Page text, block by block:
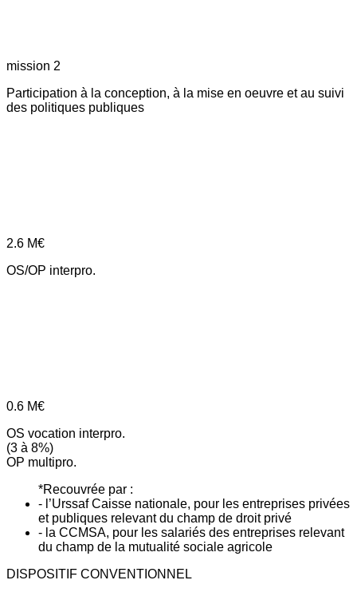
mission 2
Participation à la conception, à la mise en oeuvre et au suivi
des politiques publiques
2.6 M€
OS/OP interpro.
0.6 M€
OS vocation interpro.
(3 à 8%)
OP multipro.
*Recouvrée par :
- l’Urssaf Caisse nationale, pour les entreprises privées
et publiques relevant du champ de droit privé
- la CCMSA, pour les salariés des entreprises relevant
du champ de la mutualité sociale agricole
DISPOSITIF CONVENTIONNEL